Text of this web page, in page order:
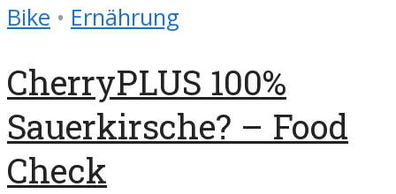
Bike • Ernährung
CherryPLUS 100%
Sauerkirsche? – Food
Check